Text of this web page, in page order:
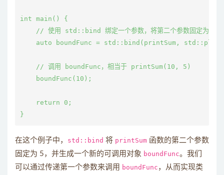
int main() {
    // 使用 std::bind 绑定一个参数，将第二个参数固定为 5
auto boundFunc = std::bind(printSum,
    // 调用 boundFunc，相当于 printSum(10, 5)
    boundFunc(10);
    return 0;
在这个例子中， std::bind 将 printSum 函数的第二个参数
固定为 5，并生成一个新的可调用对象 boundFunc。我们
可以通过传递第一个参数来调用 boundFunc ，从而实现类